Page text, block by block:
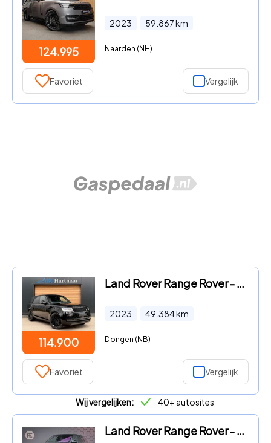
124.995
2023 59.867km
Naarden (NH)
Favoriet Vergelijk
114.900
Land Rover Range Rover - 3.0 P440e HSE STOELVENTILATIE V+A|MERIDIAN|TREKHAAK|HEAD-UP
2023 49.384km
Dongen (NB)
Favoriet Vergelijk
Wij vergelijken: 40+ autosites
Land Rover Range Rover - P510e AUTOBIOGRAPHY PHEV | ADAPTIVE CRUISE | 4 WIELBESTURING